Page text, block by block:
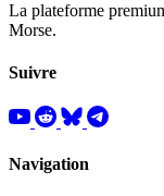
La plateforme
Morse.
Suivre
Navigation